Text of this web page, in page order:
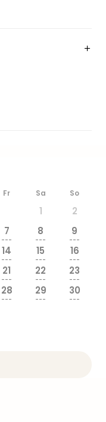
Fr Sa So
1
2
7
---
8
---
9
---
14
---
15
---
16
---
21
---
22
---
23
---
28
---
29
---
30
---